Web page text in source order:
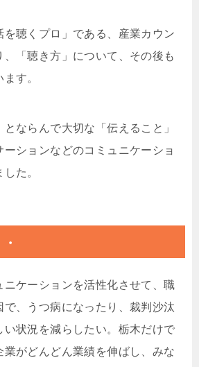
を聴くプロ」である、産業カウン
、「聴き方」について、その後も
す。
ならんで大切な「伝えること」
ションなどのコミュニケーショ
た。
ニケーションを活性化させて、職
、うつ病になったり、裁判沙汰
い状況を減らしたい。栃木だけで
業がどんどん業績を伸ばし、みな